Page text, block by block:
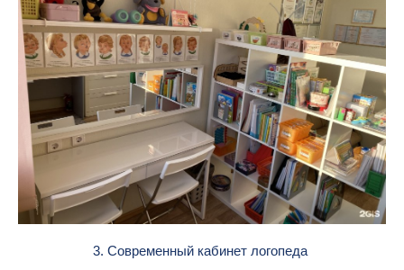
3. Современный кабинет логопеда